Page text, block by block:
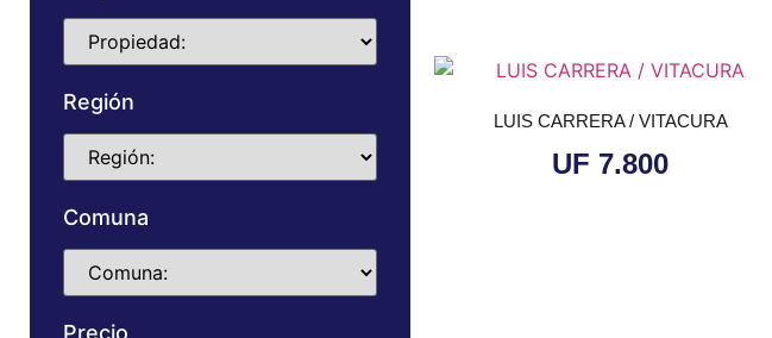
Región
Comuna
Precio
LUIS CARRERA / VITACURA
UF 7.800